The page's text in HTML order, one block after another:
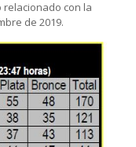
con la
de 2019.